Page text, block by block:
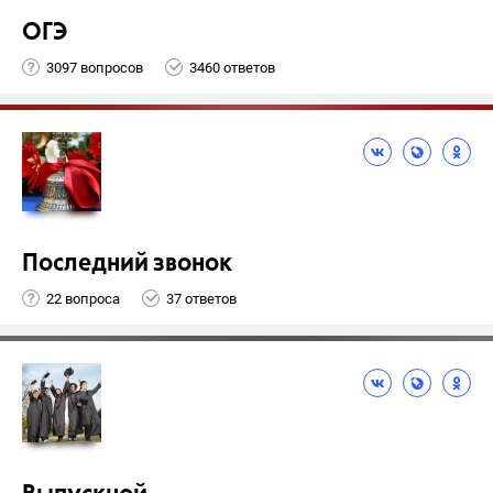
ОГЭ
3097 вопросов 3460 ответов
Последний звонок
22 вопроса 37 ответов